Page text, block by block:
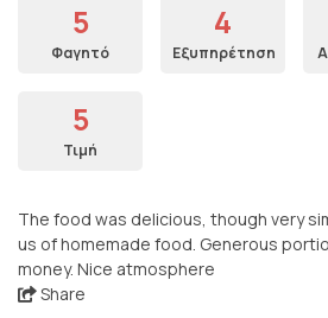
5
Φαγητό
4
Εξυπηρέτηση
5
Τιμή
The food was delicious, though very
us of homemade food. Generous
money. Nice atmosphere
Share